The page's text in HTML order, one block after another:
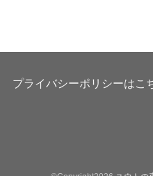
プライバシーポリシーはこ